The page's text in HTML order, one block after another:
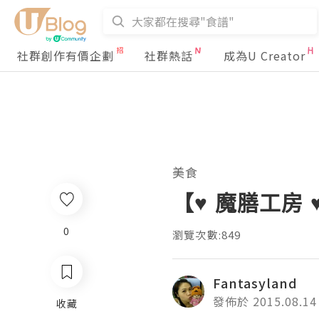
社群創作有價企劃 社群熱話 成為U Creator
0
收藏
美食
【♥ 魔膳工
瀏覽次數:849
Fantasyland
發佈於 2015.08.14